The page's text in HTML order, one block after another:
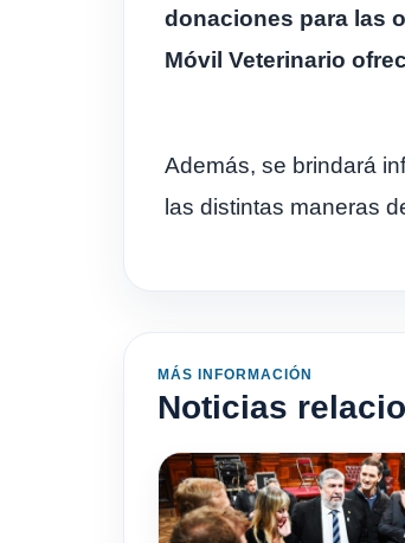
donaciones para las
Móvil Veterinario
Además, se brindará
las distintas maneras
MÁS INFORMACIÓN
Noticias